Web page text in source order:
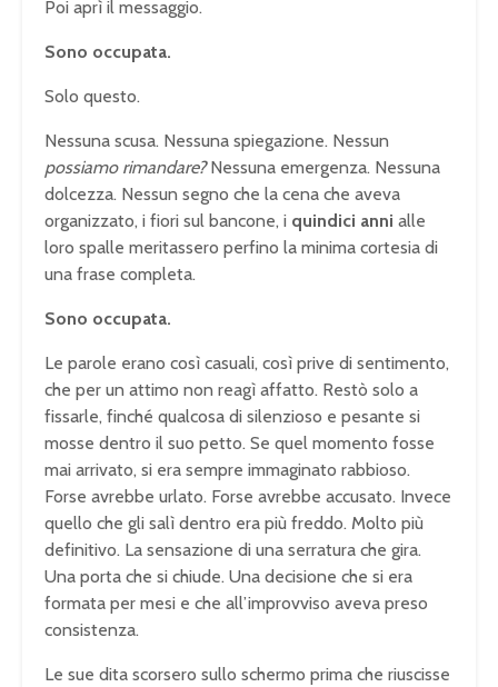
Poi aprì il messaggio.
Sono occupata.
Solo questo.
Nessuna scusa. Nessuna spiegazione. Nessun
possiamo rimandare?Nessuna emergenza. Nessuna
dolcezza. Nessun segno che la cena che aveva
organizzato, i fiori sul bancone, i quindici anni alle
loro spalle meritassero perfino la minima cortesia di
una frase completa.
Sono occupata.
Le parole erano così casuali, così prive di sentimento,
che per un attimo non reagì affatto. Restò solo a
fissarle, finché qualcosa di silenzioso e pesante si
mosse dentro il suo petto. Se quel momento fosse
mai arrivato, si era sempre immaginato rabbioso.
Forse avrebbe urlato. Forse avrebbe accusato. Invece
quello che gli salì dentro era più freddo. Molto più
definitivo. La sensazione di una serratura che gira.
Una porta che si chiude. Una decisione che si era
formata per mesi e che all’improvviso aveva preso
consistenza.
Le sue dita scorsero sullo schermo prima che riuscisse